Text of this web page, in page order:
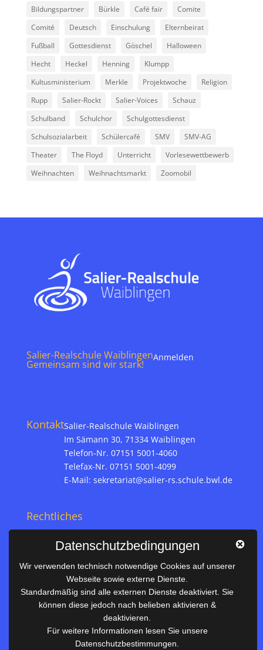
Bildungspartner
Bürkle Café fair
Comite
Comité
Deutsch Einschulung
Elternbeirat
Fußball
Gottesdienst Göschel
Halloween
Hecht
Heckel Henning
Klumpp
Kultusministerium
Merkle Projektwoche
Religion
Rupp
Salier-Rockt Salier-Voices
Schauz
Schulband
Schulchor
Schulgottesdienst
Schulsozialarbeit
Schülercafé SMV
SMV-AG
Theater
The Floyd Unterricht
Vorlesewettbewerb
Weihnachten
Weihnachtsmarkt Zoomobil
Salier-Realschule Waiblingen
Gemeinsam sind wir stark!
Anmelden
KontaktSalier-Realschule Waiblingen
Im Sämann 30, 71334 Waiblingen
Telefon-Nr. 07151 5001-4060
Telefax-Nr. 07151 5001-4099
E-Mail: sekretariat@salier-rs.schule.bwl.de
Rechtliches
Datenschutz
Nützliches
Vertretungsplan
Unterrichtszeiten
Downloadbereich
Datenschutzbedingungen
Wir verwenden technisch notwendige Cookies auf unserer
Webseite sowie externe Dienste.
Standardmäßig sind alle externen Dienste deaktiviert. Sie
können diese jedoch nach belieben aktivieren &
deaktivieren.
Für weitere Informationen lesen Sie unsere
Datenschutzbestimmungen.